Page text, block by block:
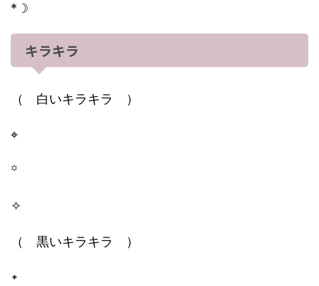
*☽
キラキラ
（ 白いキラキラ ）
⌖
꙳
✧
（ 黒いキラキラ ）
᛭